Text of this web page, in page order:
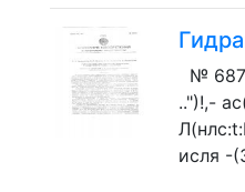
№
..")!,-
исля -